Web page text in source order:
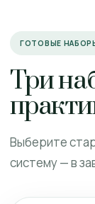
ГОТОВЫЕ
Три
Выберите
систему — в